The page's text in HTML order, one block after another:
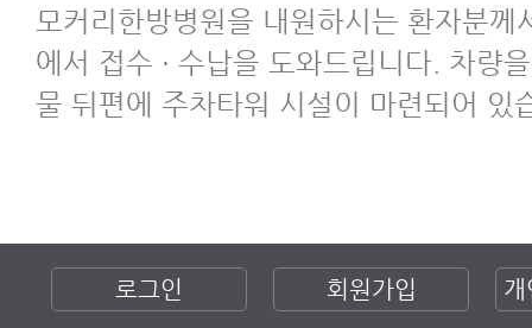
모커리한방병원을 내원하시는 환자분께
에서 접수 · 수납을 도와드립니다. 차량
물 뒤편에 주차타워 시설이 마련되어 있
로그인 회원가입 개